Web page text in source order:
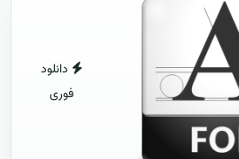
دانلود
فوری